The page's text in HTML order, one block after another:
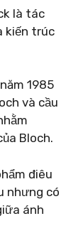
là tác
kiến ​​trúc
1985
và cầu
Bloch.
điêu
nhưng có
ánh